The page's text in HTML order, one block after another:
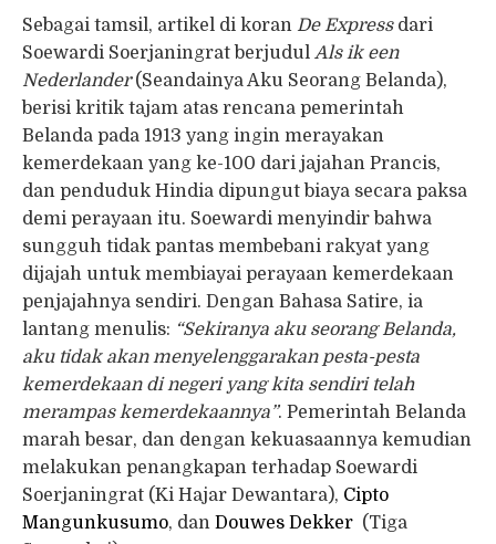
Sebagai tamsil, artikel di koran De Expressdari
Soewardi Soerjaningrat berjudul Als ik een
Nederlander(Seandainya Aku Seorang Belanda),
berisi kritik tajam atas rencana pemerintah
Belanda pada 1913 yang ingin merayakan
kemerdekaan yang ke-100 dari jajahan Prancis,
dan penduduk Hindia dipungut biaya secara paksa
demi perayaan itu. Soewardi menyindir bahwa
sungguh tidak pantas membebani rakyat yang
dijajah untuk membiayai perayaan kemerdekaan
penjajahnya sendiri. Dengan Bahasa Satire, ia
lantang menulis: “Sekiranya aku seorang Belanda,
aku tidak akan menyelenggarakan pesta-pesta
kemerdekaan di negeri yang kita sendiri telah
merampas kemerdekaannya”. Pemerintah Belanda
marah besar, dan dengan kekuasaannya kemudian
melakukan penangkapan terhadap Soewardi
Soerjaningrat (Ki Hajar Dewantara), Cipto
Mangunkusumo, dan Douwes Dekker (Tiga